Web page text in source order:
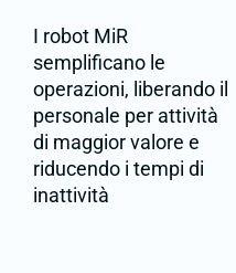
I robot MiR
semplificano le
operazioni, liberando il
personale per attività
di maggior valore e
riducendo i tempi di
inattività